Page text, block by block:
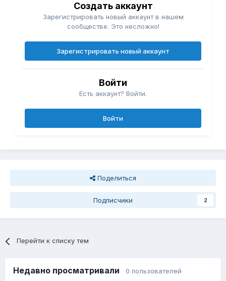
Создать аккаунт
Зарегистрировать новый аккаунт в нашем
сообществе. Это несложно!
Зарегистрировать новый аккаунт
Войти
Есть аккаунт? Войти.
Войти
Поделиться
Подписчики 2
Перейти к списку тем
Недавно просматривали 0 пользователей